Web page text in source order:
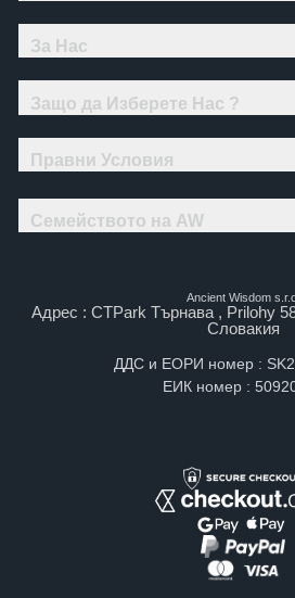
За Нас
Защо да Изберете Нас ?
Правни Условия
Семейството на AW
Ancient Wisdom
Адрес : CTPark Търнава , Prilohy
Словакия
ДДС и ЕОРИ номер :
ЕИК номер :